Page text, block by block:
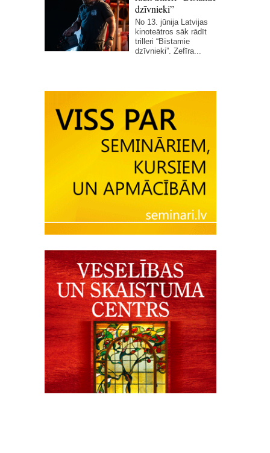
dzīvnieki”
No 13. jūnija Latvijas
kinoteātros sāk rādīt
trilleri “Bīstamie
dzīvnieki”. Zefīra...